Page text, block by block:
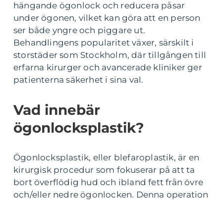
hängande ögonlock och reducera påsar
under ögonen, vilket kan göra att en person
ser både yngre och piggare ut.
Behandlingens popularitet växer, särskilt i
storstäder som Stockholm, där tillgången till
erfarna kirurger och avancerade kliniker ger
patienterna säkerhet i sina val.
Vad innebär
ögonlocksplastik?
Ögonlocksplastik, eller blefaroplastik, är en
kirurgisk procedur som fokuserar på att ta
bort överflödig hud och ibland fett från övre
och/eller nedre ögonlocken. Denna operation